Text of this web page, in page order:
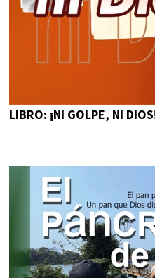
LIBRO: ¡NI GOLPE, NI